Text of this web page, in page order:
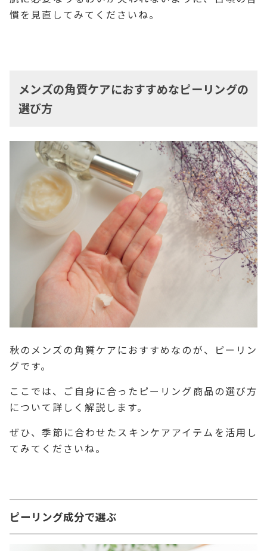
慣を見直してみてくださいね。
メンズの角質ケアにおすすめなピーリングの
選び方
秋のメンズの角質ケアにおすすめなのが、ピーリン
グです。
ここでは、ご自身に合ったピーリング商品の選び方
について詳しく解説します。
ぜひ、季節に合わせたスキンケアアイテムを活用し
てみてくださいね。
ピーリング成分で選ぶ